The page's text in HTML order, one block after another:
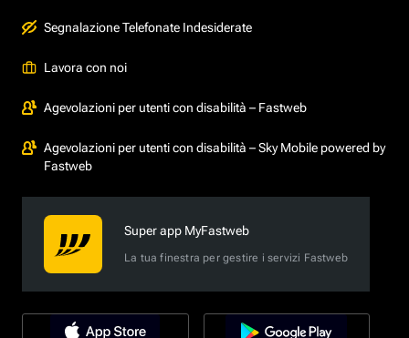
Segnalazione Telefonate Indesiderate
Lavora con noi
Agevolazioni per utenti con disabilità – Fastweb
Agevolazioni per utenti con disabilità – Sky Mobile powered by
Fastweb
Super app MyFastweb
La tua finestra per gestire i servizi Fastweb